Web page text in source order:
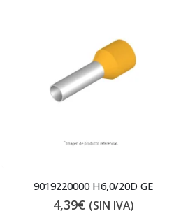
9019220000 H6,0/20D GE
4,39€ (SIN IVA)